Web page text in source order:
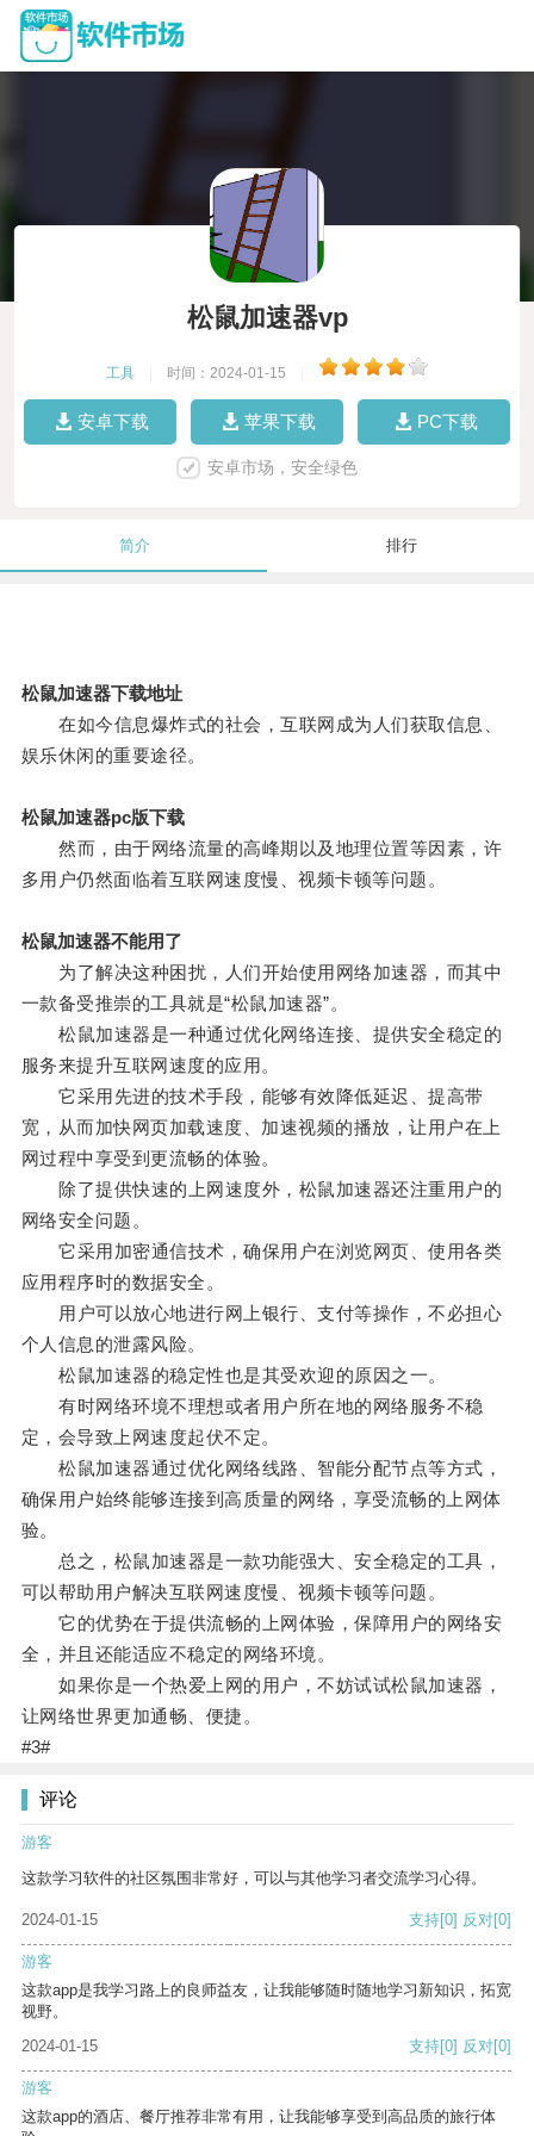
松鼠加速器vp
工具 时间：2024-01-15
安卓下载 苹果下载 PC下载
安卓市场，安全绿色
简介 排行
松鼠加速器下载地址
在如今信息爆炸式的社会，互联网成为人们获取信息、
娱乐休闲的重要途径。
松鼠加速器pc版下载
然而，由于网络流量的高峰期以及地理位置等因素，许
多用户仍然面临着互联网速度慢、视频卡顿等问题。
松鼠加速器不能用了
为了解决这种困扰，人们开始使用网络加速器，而其中
一款备受推崇的工具就是“松鼠加速器”。
松鼠加速器是一种通过优化网络连接、提供安全稳定的
服务来提升互联网速度的应用。
它采用先进的技术手段，能够有效降低延迟、提高带
宽，从而加快网页加载速度、加速视频的播放，让用户在上
网过程中享受到更流畅的体验。
除了提供快速的上网速度外，松鼠加速器还注重用户的
网络安全问题。
它采用加密通信技术，确保用户在浏览网页、使用各类
应用程序时的数据安全。
用户可以放心地进行网上银行、支付等操作，不必担心
个人信息的泄露风险。
松鼠加速器的稳定性也是其受欢迎的原因之一。
有时网络环境不理想或者用户所在地的网络服务不稳
定，会导致上网速度起伏不定。
松鼠加速器通过优化网络线路、智能分配节点等方式，
确保用户始终能够连接到高质量的网络，享受流畅的上网体
验。
总之，松鼠加速器是一款功能强大、安全稳定的工具，
可以帮助用户解决互联网速度慢、视频卡顿等问题。
它的优势在于提供流畅的上网体验，保障用户的网络安
全，并且还能适应不稳定的网络环境。
如果你是一个热爱上网的用户，不妨试试松鼠加速器，
让网络世界更加通畅、便捷。
#3#
评论
游客
这款学习软件的社区氛围非常好，可以与其他学习者交流学习心得。
2024-01-15 支持[0] 反对[0]
游客
这款app是我学习路上的良师益友，让我能够随时随地学习新知识，拓宽
视野。
2024-01-15
支持[0] 反对[0]
游客
这款app的酒店、餐厅推荐非常有用，让我能够享受到高品质的旅行体